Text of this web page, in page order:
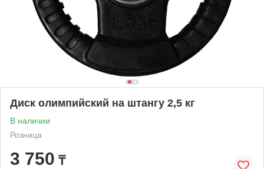
Диск олимпийский на штангу 2,5 кг
В наличии
Розница
3 750 ₸